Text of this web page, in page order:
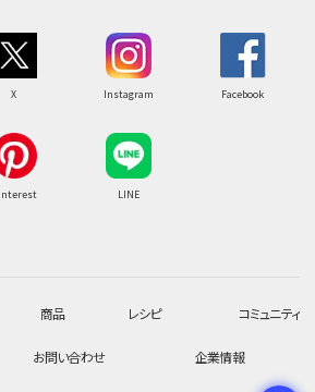
X Instagram Facebook
LINE
商品 レシピ コミュニティ
お問い合わせ 企業情報